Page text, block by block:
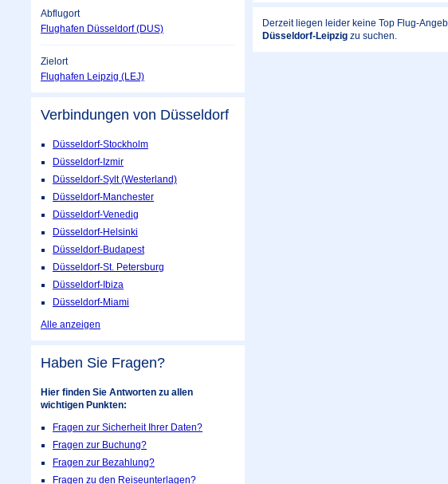
Derzeit liegen leider keine Top Flug-
Düsseldorf-Leipzig zu suchen.
Abflugort
Flughafen Düsseldorf (DUS)
Zielort
Flughafen Leipzig (LEJ)
Verbindungen von Düsseldorf
Düsseldorf-Stockholm
Düsseldorf-Izmir
Düsseldorf-Sylt (Westerland)
Düsseldorf-Manchester
Düsseldorf-Venedig
Düsseldorf-Helsinki
Düsseldorf-Budapest
Düsseldorf-St. Petersburg
Düsseldorf-Ibiza
Düsseldorf-Miami
Alle anzeigen
Haben Sie Fragen?
Hier finden Sie Antworten zu allen
wichtigen Punkten:
Fragen zur Sicherheit Ihrer Daten?
Fragen zur Buchung?
Fragen zur Bezahlung?
Fragen zu den Reiseunterlagen?